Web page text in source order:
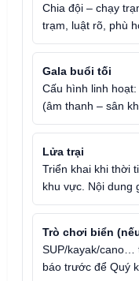
Chia đội – chạy
trạm, luật rõ, phù
Gala buổi tối
Cấu hình linh
(âm thanh – sân
Lửa trại
Triển khai khi thời
khu vực. Nội dung
Trò chơi biển
SUP/kayak/cano…
báo trước để Quý